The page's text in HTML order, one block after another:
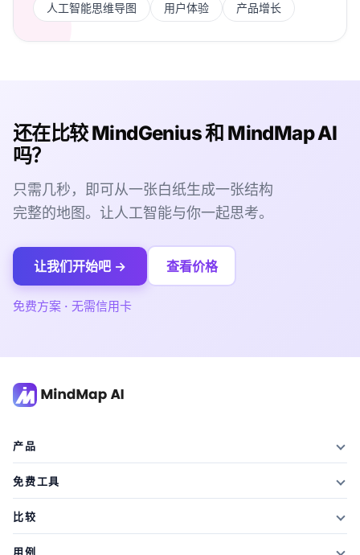
人工智能思维导图 用户体验 产品增长
还在比较 MindGenius 和 MindMap AI
吗？
只需几秒，即可从一张白纸生成一张结构
完整的地图。让人工智能与你一起思考。
让我们开始吧 → 查看价格
免费方案 · 无需信用卡
产品
特征
方案及价格
免费工具
AI摘要器
文章摘要器
比较
对阵 Xmind
用例